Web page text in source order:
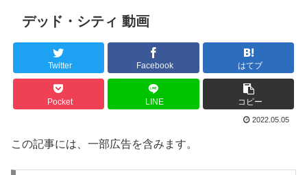
デッド・シティ 動画
Twitter Facebook はてブ
Pocket LINE コピー
2022.05.05
この記事には、一部広告を含みます。